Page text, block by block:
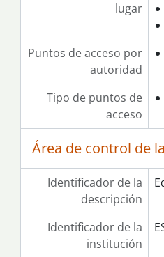
lugar
Puntos de acceso por
autoridad
Tipo de puntos de
acceso
Área de control de
Identificador de la
descripción
Identificador de la
institución